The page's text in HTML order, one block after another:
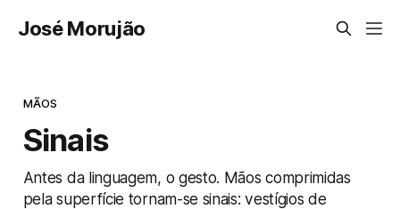
José Morujão
MÃOS
Sinais
Antes da linguagem, o gesto. Mãos comprimidas
pela superfície tornam-se sinais: vestígios de